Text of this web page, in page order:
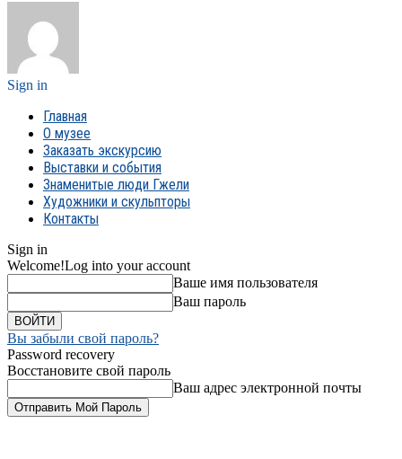
Sign in
Главная
О музее
Заказать экскурсию
Выставки и события
Знаменитые люди Гжели
Художники и скульпторы
Контакты
Sign in
Welcome!Log into your account
Ваше имя пользователя
Ваш пароль
Вы забыли свой пароль?
Password recovery
Восстановите свой пароль
Ваш адрес электронной почты